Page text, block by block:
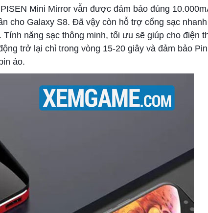
Mini Mirror vẫn được đảm bảo đúng
cho Galaxy S8. Đã vậy còn hỗ trợ cổng sạc
năng sạc thông minh, tối ưu sẽ giúp cho điện
trở lại chỉ trong vòng 15-20 giây và đảm bảo
ảo.